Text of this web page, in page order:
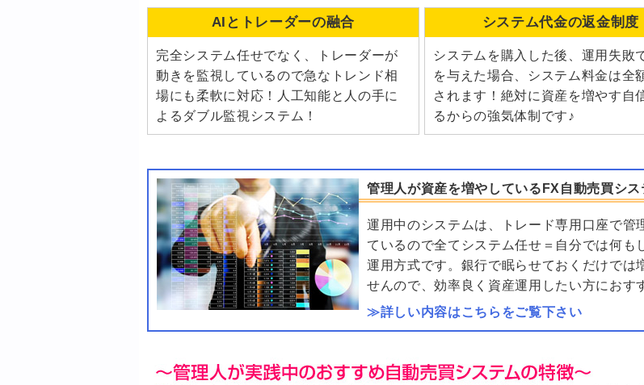
AIとトレーダーの融合
完全システム任せでなく、トレーダーが
動きを監視しているので急なトレンド相
場にも柔軟に対応！人工知能と人の手に
よるダブル監視システム！
システム代金の返金制度
システムを購入した後、運用失敗
を与えた場合、システム料金は全
されます！絶対に資産を増やす自
るからの強気体制です♪
管理人が資産を増やしているFX自動売買シス
運用中のシステムは、トレード専用口座で管
ているので全てシステム任せ＝自分では何も
運用方式です。銀行で眠らせておくだけでは
せんので、効率良く資産運用したい方におす
≫詳しい内容はこちらをご覧下さい